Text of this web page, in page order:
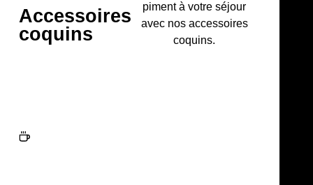
Accessoires
coquins
piment à votre séjour
avec nos accessoires
coquins.